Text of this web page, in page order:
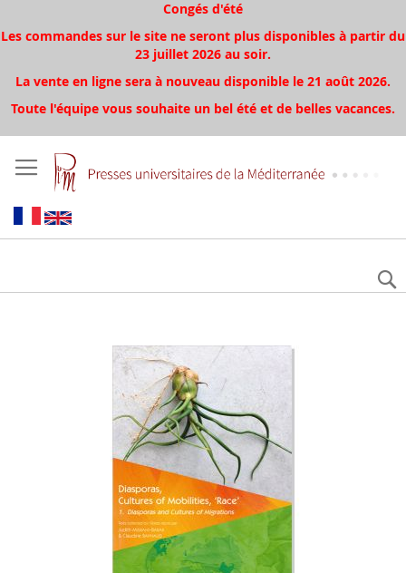
Congés d'été
Les commandes sur le site ne seront plus disponibles à partir du
23 juillet 2026 au soir.
La vente en ligne sera à nouveau disponible le 21 août 2026.
Toute l'équipe vous souhaite un bel été et de belles vacances.